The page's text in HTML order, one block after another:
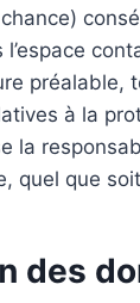
l’espace
préalable,
à la
la
quel que
des